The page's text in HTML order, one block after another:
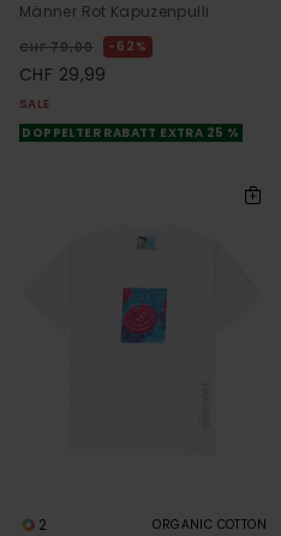
Männer Rot Kapuzenpulli
CHF 79,00 62%
CHF 29,99
SALE
DOPPELTER RABATT EXTRA 25 %
2 ORGANIC COTTON